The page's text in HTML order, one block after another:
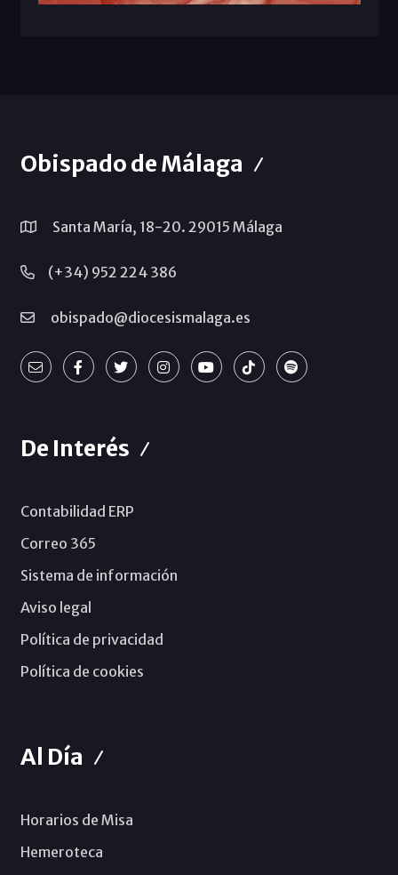
Obispado de Málaga
Santa María, 18-20. 29015 Málaga
(+34) 952 224 386
obispado@diocesismalaga.es
De Interés
Contabilidad ERP
Correo 365
Sistema de información
Aviso legal
Política de privacidad
Política de cookies
Al Día
Horarios de Misa
Hemeroteca